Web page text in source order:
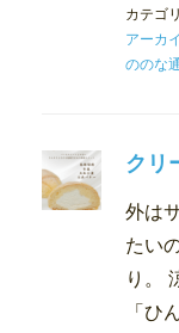
カテゴ
アーカ
ののな
クリ
外は
たい
り。
「ひ